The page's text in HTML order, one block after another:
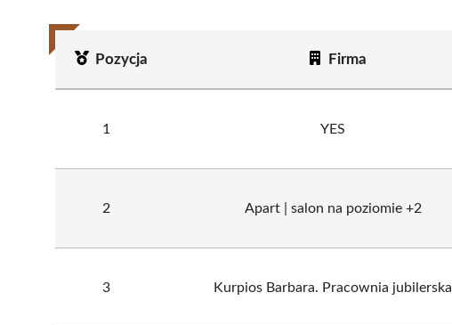
Pozycja Firma
1 YES
2 Apart | salon na poziomie +2
3 Kurpios Barbara. Pracownia jubilerska